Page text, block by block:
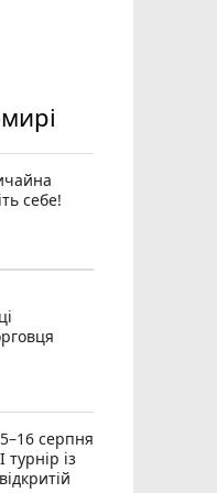
себе!
серпня
турнір із